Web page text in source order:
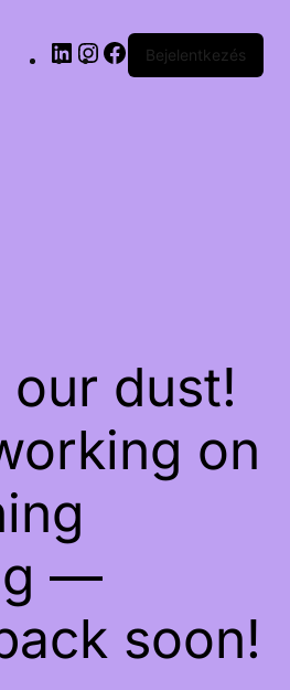
Bejelentkezés
our dust!
on
—
soon!